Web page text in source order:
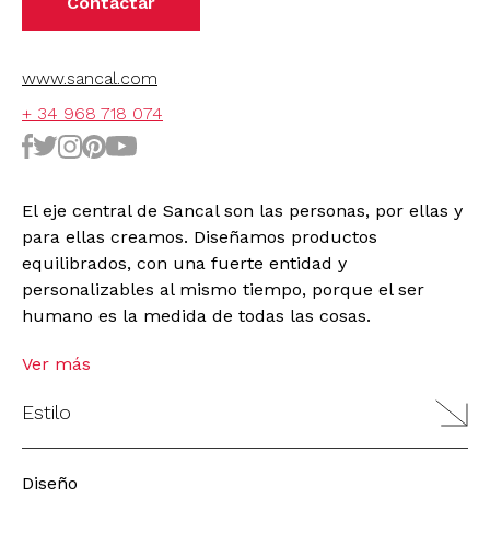
www.sancal.com
+ 34 968 718 074
El eje central de Sancal son las personas, por ellas y
para ellas creamos. Diseñamos productos
equilibrados, con una fuerte entidad y
personalizables al mismo tiempo, porque el ser
humano es la medida de todas las cosas.
Ver más
Estilo
Diseño